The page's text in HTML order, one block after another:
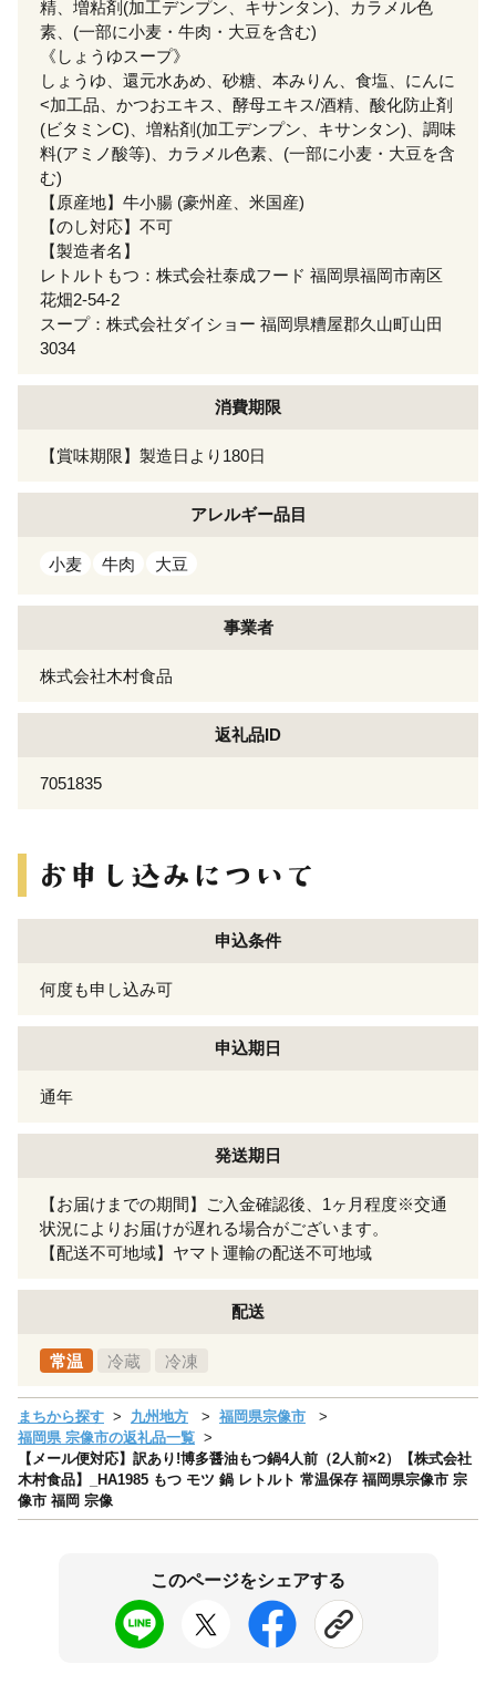
精、増粘剤(加工デンプン、キサンタン)、カラメル色
素、(一部に小麦・牛肉・大豆を含む)
《しょうゆスープ》
しょうゆ、還元水あめ、砂糖、本みりん、食塩、にんに
<加工品、かつおエキス、酵母エキス/酒精、酸化防止剤
(ビタミンC)、増粘剤(加工デンプン、キサンタン)、調味
料(アミノ酸等)、カラメル色素、(一部に小麦・大豆を含
む)
【原産地】牛小腸 (豪州産、米国産)
【のし対応】不可
【製造者名】
レトルトもつ：株式会社泰成フード 福岡県福岡市南区
花畑2-54-2
スープ：株式会社ダイショー 福岡県糟屋郡久山町山田
3034
消費期限
【賞味期限】製造日より180日
アレルギー品目
小麦 牛肉 大豆
事業者
株式会社木村食品
返礼品ID
7051835
申込条件
何度も申し込み可
申込期日
通年
発送期日
【お届けまでの期間】ご入金確認後、1ヶ月程度※交通
状況によりお届けが遅れる場合がございます。
【配送不可地域】ヤマト運輸の配送不可地域
配送
常温 冷蔵 冷凍
まちから探す 九州地方
福岡県宗像市
福岡県 宗像市の返礼品一覧
【メール便対応】訳あり!博多醤油もつ鍋4人前（2人前×2）【株式会社
木村食品】_HA1985 もつ モツ 鍋 レトルト 常温保存 福岡県宗像市 宗
像市 福岡 宗像
このページをシェアする